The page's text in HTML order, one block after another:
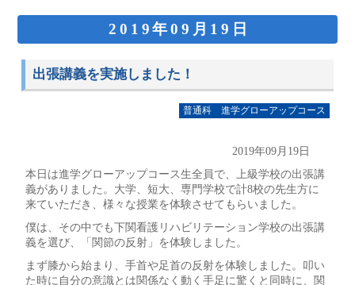
2019年09月19日
出張講義を実施しました！
普通科 進学グローアップコース
2019年09月19日
本日は進学グローアップコース生全員で、上級学校の出張講
義がありました。大学、短大、専門学校で計8校の先生方に
来ていただき、様々な授業を体験させてもらいました。
僕は、その中でも下関看護リハビリテーション学校の出張講
義を選び、「関節の反射」を体験しました。
まず膝から始まり、手首や足首の反射を体験しました。叩い
た時に自分の意識とは関係なく動く手足に驚くと同時に、関